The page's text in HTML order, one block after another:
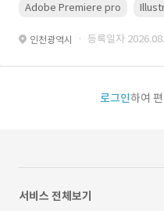
Adobe Premiere pro
인천광역시 · 등록일자
로그인하여
서비스 전체보기